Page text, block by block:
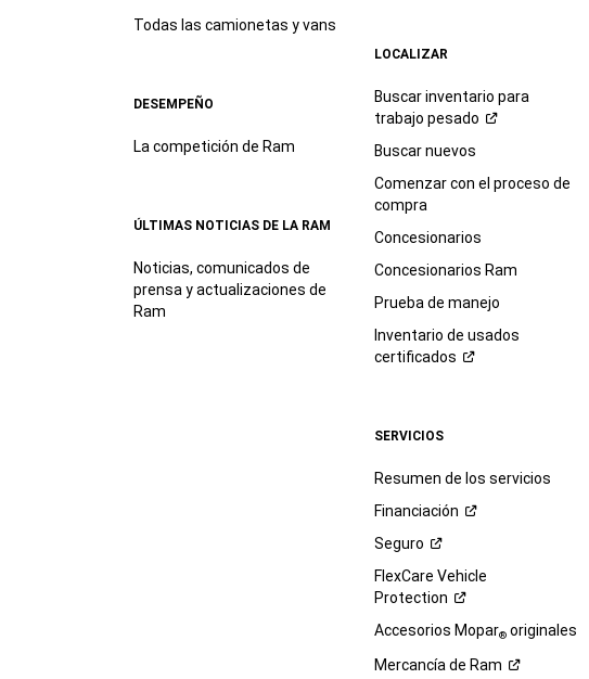
Todas las camionetas y vans
DESEMPEÑO
La competición de Ram
ÚLTIMAS NOTICIAS DE LA RAM
Noticias, comunicados de
prensa y actualizaciones de
Ram
LOCALIZAR
Buscar inventario para
trabajo pesado
Buscar nuevos
Comenzar con el proceso de
compra
Concesionarios
Concesionarios Ram
Prueba de manejo
Inventario de usados
certificados
SERVICIOS
Resumen de los servicios
Financiación
Seguro
FlexCare Vehicle
Protection
Accesorios Mopar®originales
Mercancía de Ram